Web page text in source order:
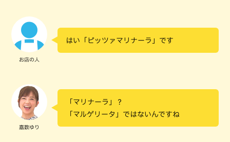
お店の人
はい「ピッツァマリナーラ」です
嘉数ゆり
「マリナーラ」？
「マルゲリータ」ではないんですね